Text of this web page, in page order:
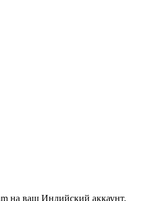
на ваш Индийский аккаунт.